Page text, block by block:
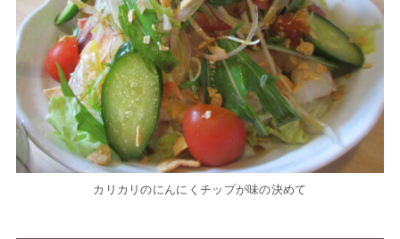
カリカリのにんにくチップが味の決めて